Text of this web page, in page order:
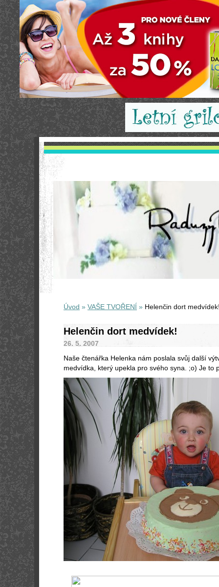
Úvod » VAŠE TVOŘENÍ » Helenčin dort
Helenčin dort medvídek!
26. 5. 2007
Naše čtenářka Helenka nám poslala svůj další
medvídka, který upekla pro svého syna. ;o) Je to